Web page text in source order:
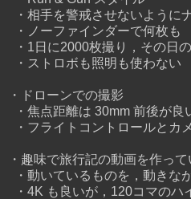
・相手を警戒させないように
・ノーファインダーで何枚も
・1日に2000枚撮り，その日
・ストロボも照明も使わない
・ドローンでの撮影
・焦点距離は 30mm 前後が良
・フライトコントロールとカ
・趣味で旅行記の動画を作って
・動いているものを，動きな
・4K も良いが，120コマのハ